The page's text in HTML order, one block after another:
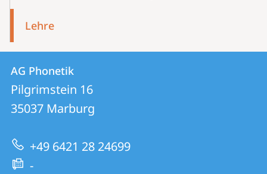
Lehre
Kontakt
und
Informationen
zur
Website
Kontaktinformationen
AG
Phonetik
AG Phonetik
Pilgrimstein 16
35037 Marburg
+49 6421 28 24699
-